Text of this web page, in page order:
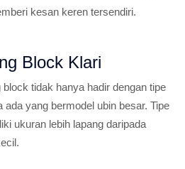
kesan keren tersendiri.
Block Klari
tidak hanya hadir dengan tipe
ada yang bermodel ubin besar. Tipe
ukuran lebih lapang daripada